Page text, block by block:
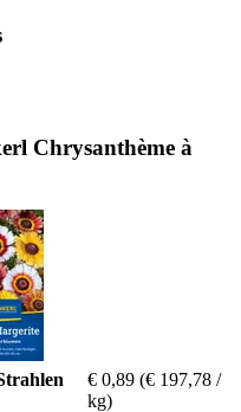
Chrysanthème à
€ 0,89 (€ 197,78 /
kg)